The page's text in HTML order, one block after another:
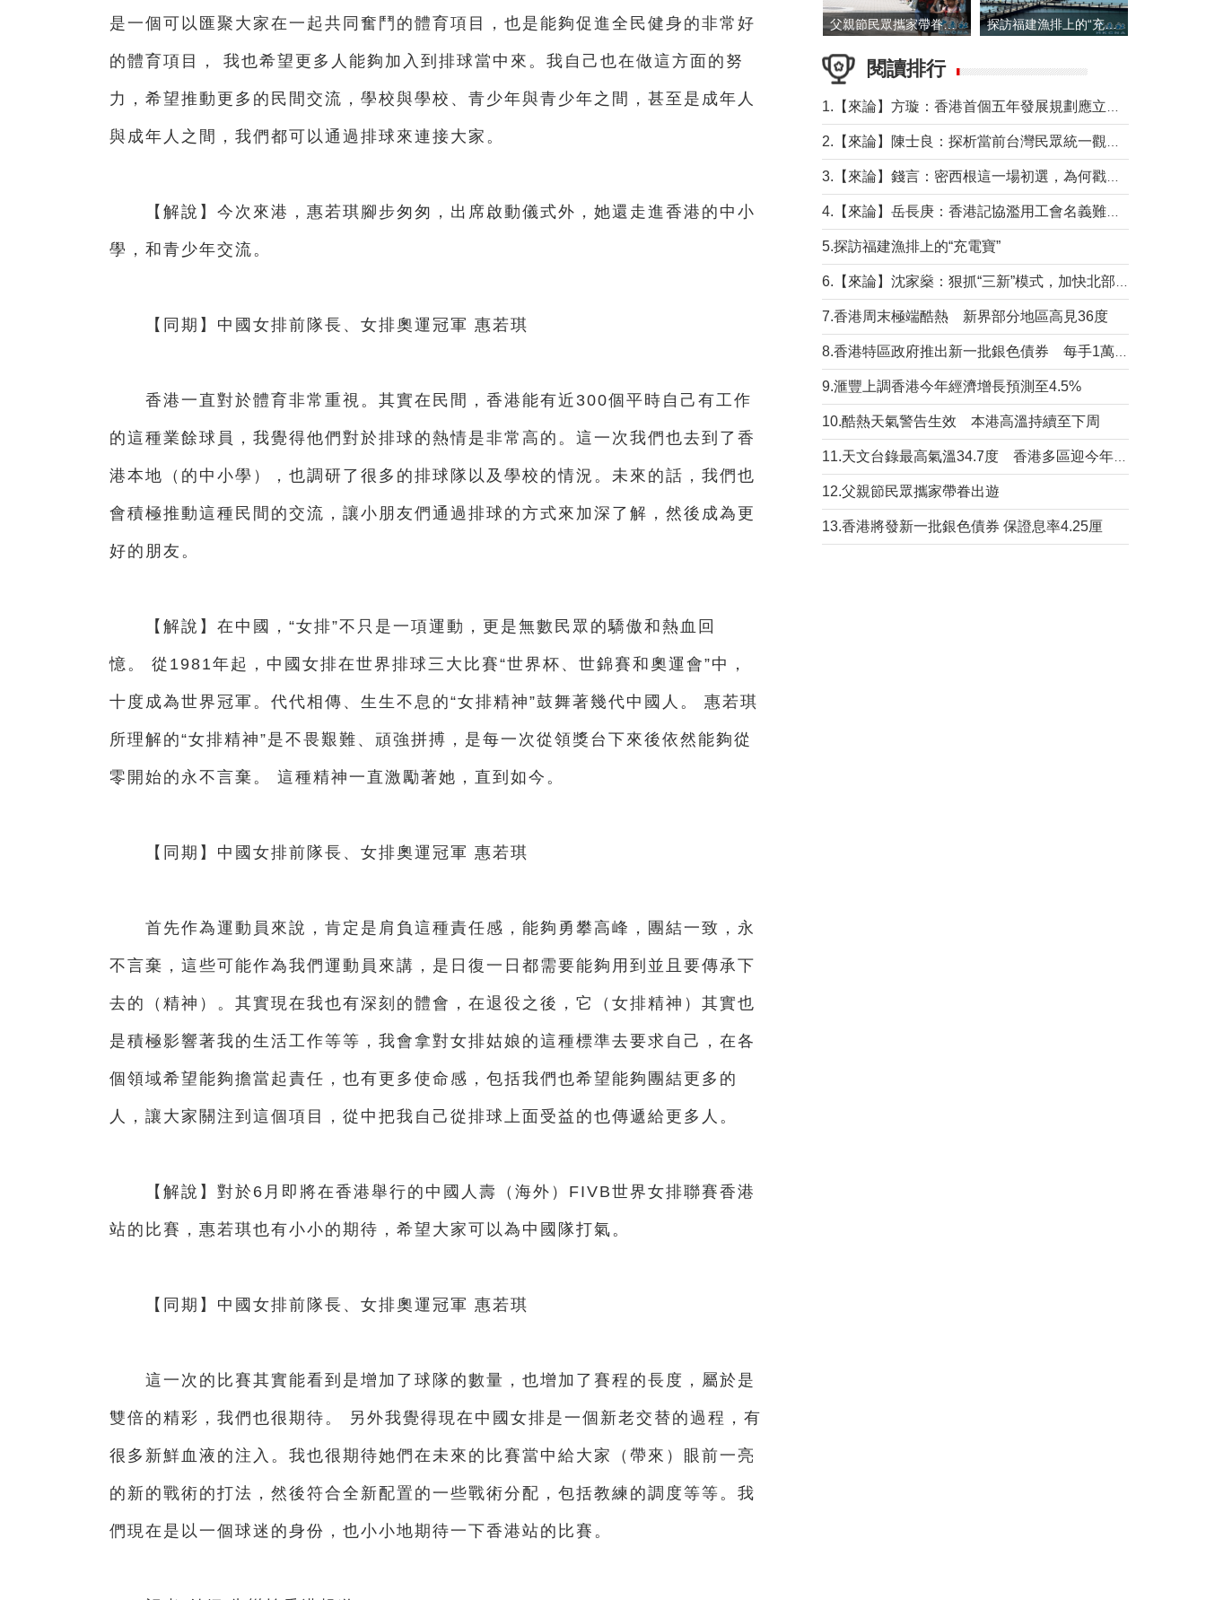
是一個可以匯聚大家在一起共同奮鬥的體育項目，也是能夠促進全民健身的非常好
的體育項目， 我也希望更多人能夠加入到排球當中來。我自己也在做這方面的努
力，希望推動更多的民間交流，學校與學校、青少年與青少年之間，甚至是成年人
與成年人之間，我們都可以通過排球來連接大家。
【解說】今次來港，惠若琪腳步匆匆，出席啟動儀式外，她還走進香港的中小
學，和青少年交流。
【同期】中國女排前隊長、女排奧運冠軍 惠若琪
香港一直對於體育非常重視。其實在民間，香港能有近300個平時自己有工作
的這種業餘球員，我覺得他們對於排球的熱情是非常高的。這一次我們也去到了香
港本地（的中小學），也調研了很多的排球隊以及學校的情況。未來的話，我們也
會積極推動這種民間的交流，讓小朋友們通過排球的方式來加深了解，然後成為更
好的朋友。
【解說】在中國，“女排”不只是一項運動，更是無數民眾的驕傲和熱血回
憶。 從1981年起，中國女排在世界排球三大比賽“世界杯、世錦賽和奧運會”中，
十度成為世界冠軍。代代相傳、生生不息的“女排精神”鼓舞著幾代中國人。 惠若琪
所理解的“女排精神”是不畏艱難、頑強拼搏，是每一次從領獎台下來後依然能夠從
零開始的永不言棄。 這種精神一直激勵著她，直到如今。
【同期】中國女排前隊長、女排奧運冠軍 惠若琪
首先作為運動員來說，肯定是肩負這種責任感，能夠勇攀高峰，團結一致，永
不言棄，這些可能作為我們運動員來講，是日復一日都需要能夠用到並且要傳承下
去的（精神）。其實現在我也有深刻的體會，在退役之後，它（女排精神）其實也
是積極影響著我的生活工作等等，我會拿對女排姑娘的這種標準去要求自己，在各
個領域希望能夠擔當起責任，也有更多使命感，包括我們也希望能夠團結更多的
人，讓大家關注到這個項目，從中把我自己從排球上面受益的也傳遞給更多人。
【解說】對於6月即將在香港舉行的中國人壽（海外）FIVB世界女排聯賽香港
站的比賽，惠若琪也有小小的期待，希望大家可以為中國隊打氣。
【同期】中國女排前隊長、女排奧運冠軍 惠若琪
這一次的比賽其實能看到是增加了球隊的數量，也增加了賽程的長度，屬於是
雙倍的精彩，我們也很期待。 另外我覺得現在中國女排是一個新老交替的過程，有
很多新鮮血液的注入。我也很期待她們在未來的比賽當中給大家（帶來）眼前一亮
的新的戰術的打法，然後符合全新配置的一些戰術分配，包括教練的調度等等。我
們現在是以一個球迷的身份，也小小地期待一下香港站的比賽。
父親節民眾攜家帶眷出遊 探訪福建漁排上的“充電寶”
閱讀排行
5.探訪福建漁排上的“充電寶”
7.香港周末極端酷熱 新界部分地區高見36度
9.滙豐上調香港今年經濟增長預測至4.5%
10.酷熱天氣警告生效 本港高溫持續至下周
12.父親節民眾攜家帶眷出遊
13.香港將發新一批銀色債券 保證息率4.25厘